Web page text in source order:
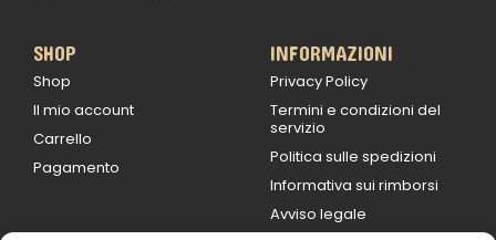
SHOP
Shop
Il mio account
Carrello
Pagamento
INFORMAZIONI
Privacy Policy
Termini e condizioni del
servizio
Politica sulle spedizioni
Informativa sui rimborsi
Avviso legale